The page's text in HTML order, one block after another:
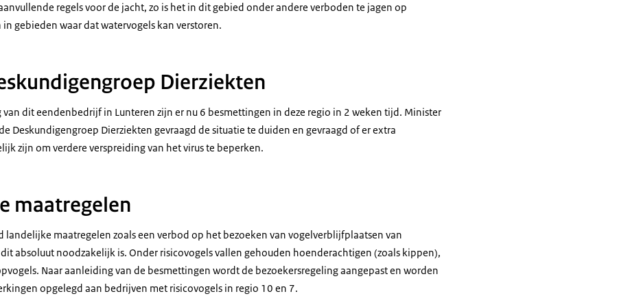
regels voor de jacht, zo is het in dit gebied onder andere verboden te jagen op
gebieden waar dat watervogels kan verstoren.
Dierziekten
dit eendenbedrijf in Lunteren zijn er nu 6 besmettingen in deze regio in 2 weken tijd. Minister
Deskundigengroep Dierziekten gevraagd de situatie te duiden en gevraagd of er extra
zijn om verdere verspreiding van het virus te beperken.
maatregelen
landelijke maatregelen zoals een verbod op het bezoeken van vogelverblijfplaatsen van
absoluut noodzakelijk is. Onder risicovogels vallen gehouden hoenderachtigen (zoals kippen),
Naar aanleiding van de besmettingen wordt de bezoekersregeling aangepast en worden
opgelegd aan bedrijven met risicovogels in regio 10 en 7.